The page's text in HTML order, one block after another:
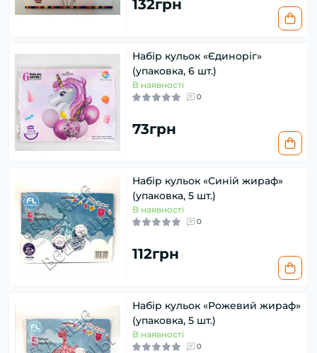
132грн
Набір кульок «Єдиноріг»
(упаковка, 6 шт.)
В наявності
0
73грн
Набір кульок «Синій жираф»
(упаковка, 5 шт.)
В наявності
0
112грн
Набір кульок «Рожевий жираф»
(упаковка, 5 шт.)
В наявності
0